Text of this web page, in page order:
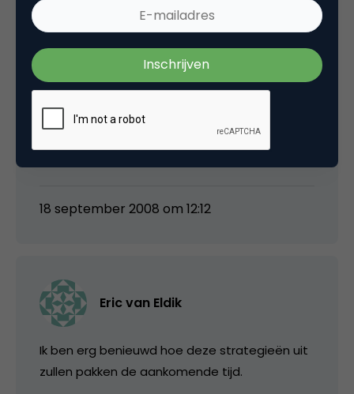
transparantie, snelheid en wisseling van de
mediamacht. Ik denk dat het voor
organisaties daardoor vooral belangrijk is
goed na te denken over motivatie en
drijfveren en hoe die via een oprechte,
geloofwaardige boodschap te
communiceren. Zie ik als een (tussen) stap
18 september 2008 om 12:12
Eric van Eldik
Ik ben erg benieuwd hoe deze strategieën uit
zullen pakken de aankomende tijd.